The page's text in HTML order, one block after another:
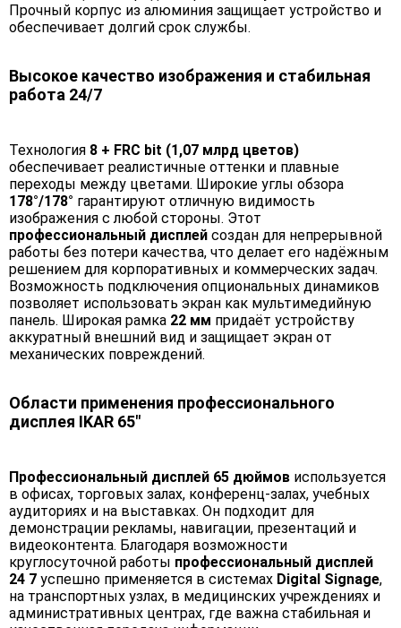
Прочный корпус из алюминия защищает устройство и
обеспечивает долгий срок службы.
Высокое качество изображения и стабильная
работа 24/7
Технология 8 + FRC bit (1,07 млрд цветов)
обеспечивает реалистичные оттенки и плавные
переходы между цветами. Широкие углы обзора
178°/178° гарантируют отличную видимость
изображения с любой стороны. Этот
профессиональный дисплей создан для непрерывной
работы без потери качества, что делает его надёжным
решением для корпоративных и коммерческих задач.
Возможность подключения опциональных динамиков
позволяет использовать экран как мультимедийную
панель. Широкая рамка 22 мм придаёт устройству
аккуратный внешний вид и защищает экран от
механических повреждений.
Области применения профессионального
дисплея IKAR 65"
Профессиональный дисплей 65 дюймов используется
в офисах, торговых залах, конференц-залах, учебных
аудиториях и на выставках. Он подходит для
демонстрации рекламы, навигации, презентаций и
видеоконтента. Благодаря возможности
круглосуточной работы профессиональный дисплей
24 7 успешно применяется в системах Digital Signage,
на транспортных узлах, в медицинских учреждениях и
административных центрах, где важна стабильная и